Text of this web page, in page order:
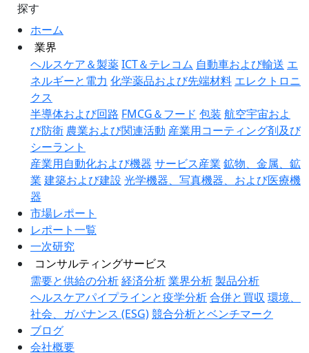
ホーム
業界
ヘルスケア＆製薬ICT＆テレコム 自動車および輸送 エ
ネルギーと電力 化学薬品および先端材料 エレクトロニ
クス
半導体および回路 FMCG＆フード 包装 航空宇宙およ
び防衛 農業および関連活動 産業用コーティング剤及び
シーラント
産業用自動化および機器 サービス産業 鉱物、金属、鉱
業 建築および建設 光学機器、写真機器、および医療機
器
市場レポート
レポート一覧
一次研究
コンサルティングサービス
需要と供給の分析経済分析業界分析製品分析
ヘルスケアパイプラインと疫学分析合併と買収 環境、
社会、ガバナンス (ESG)競合分析とベンチマーク
ブログ
会社概要
探す